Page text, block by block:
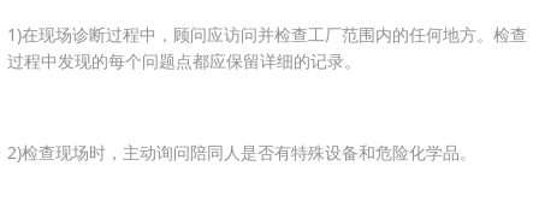
1)在现场诊断过程中，顾问应访问并检查工厂范围内的任何地方。检查
过程中发现的每个问题点都应保留详细的记录。
2)检查现场时，主动询问陪同人是否有特殊设备和危险化学品。